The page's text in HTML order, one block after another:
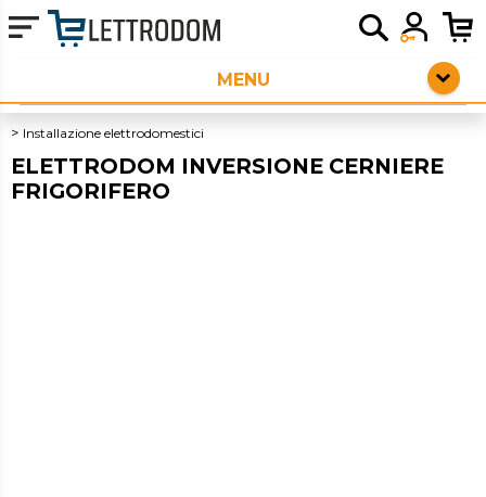
HOME PAGE
ELETTRODOMESTICI DA INCASSO
ELETTRODOMESTICI LIBERA INSTALLAZIONE
Installazione elettrodomestici
ELETTRODOM INVERSIONE CERNIERE
FRIGORIFERO